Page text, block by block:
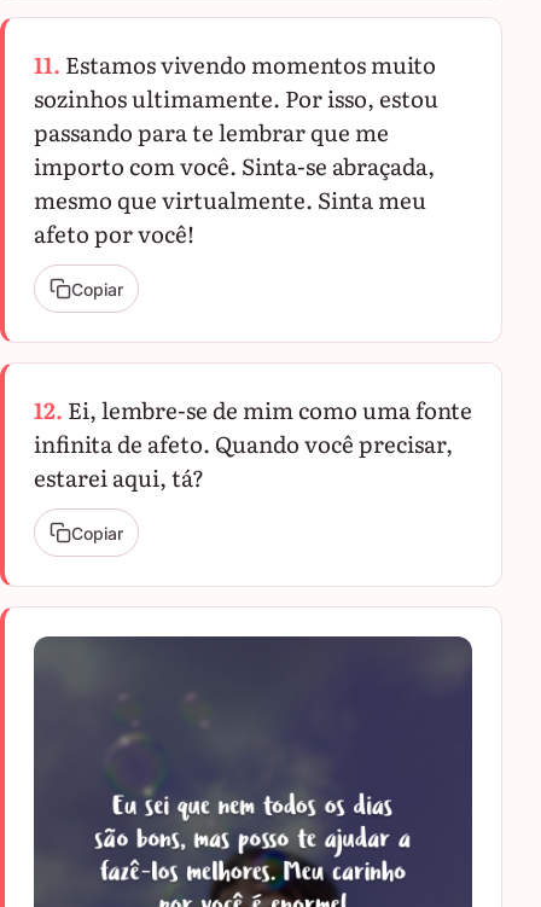
11. Estamos vivendo momentos muito
sozinhos ultimamente. Por isso, estou
passando para te lembrar que me
importo com você. Sinta-se abraçada,
mesmo que virtualmente. Sinta meu
afeto por você!
Copiar
12. Ei, lembre-se de mim como uma fonte
infinita de afeto. Quando você precisar,
estarei aqui, tá?
Copiar